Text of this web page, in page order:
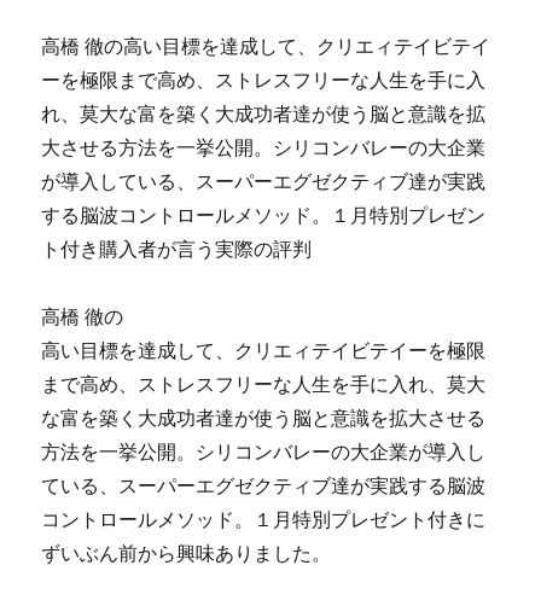
高橋 徹の高い目標を達成して、クリエィテイビテイ
ーを極限まで高め、ストレスフリーな人生を手に入
れ、莫大な富を築く大成功者達が使う脳と意識を拡
大させる方法を一挙公開。シリコンバレーの大企業
が導入している、スーパーエグゼクティブ達が実践
する脳波コントロールメソッド。１月特別プレゼン
ト付き購入者が言う実際の評判
高橋 徹の
高い目標を達成して、クリエィテイビテイーを極限
まで高め、ストレスフリーな人生を手に入れ、莫大
な富を築く大成功者達が使う脳と意識を拡大させる
方法を一挙公開。シリコンバレーの大企業が導入し
ている、スーパーエグゼクティブ達が実践する脳波
コントロールメソッド。１月特別プレゼント付きに
ずいぶん前から興味ありました。